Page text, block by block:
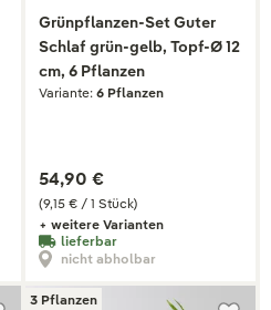
Grünpflanzen-Set Guter
Schlaf grün-gelb, Topf-Ø 12
cm, 6 Pflanzen
Variante: 6 Pflanzen
(9,15 € / 1 Stück)
54,90 €
+ weitere Varianten
lieferbar
nicht abholbar
3 Pflanzen